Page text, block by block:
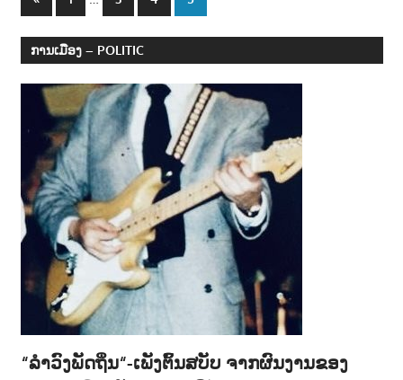
navigation
Posts
ການເມືອງ – POLITIC
“ລຳວົງພັດຖິ່ນ“-ເພັງຕົ້ນສບັບ ຈາກຜົນງານຂອງ